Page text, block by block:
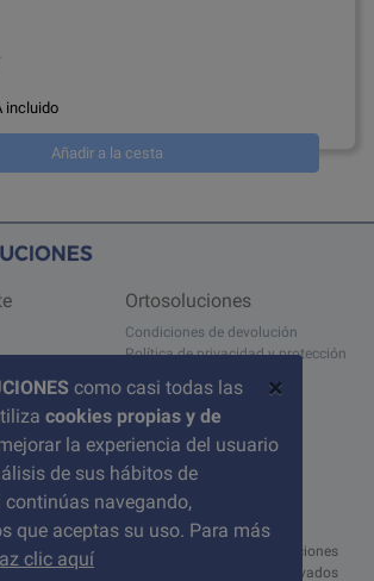
×
como casi todas las
cookies propias y de
la experiencia del usuario
de sus hábitos de
continúas navegando,
que aceptas su uso. Para más
clic aquí
incluido
Añadir a la cesta
del Valles
Ortosoluciones
Condiciones de devolución
Política de privacidad y protección
Aviso legal
Sobre nosotros
Condiciones de compra
Preguntas frecuentes
© 2026 ortosoluciones
Todos los derechos reservados